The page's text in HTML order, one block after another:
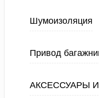
Шумоизоляция
Привод
АКСЕССУАРЫ